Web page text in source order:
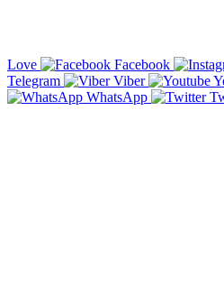
Love
Facebook
Telegram
Viber
WhatsApp